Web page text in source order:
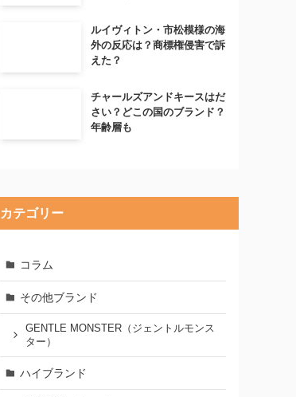
ルイヴィトン・市松模様の海
外の反応は？商標権侵害で訴
えた？
チャールズアンドキースはだ
さい？どこの国のブランド？
年齢層も
カテゴリー
コラム
その他ブランド
GENTLE MONSTER（ジェントルモンス
ター）
ハイブランド